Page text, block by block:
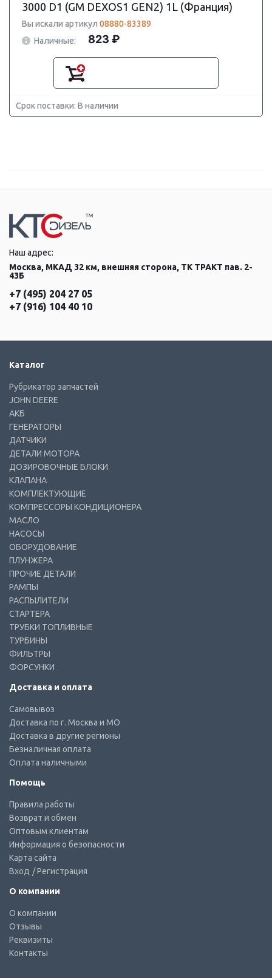
3000 D1 (GM DEXOS1 GEN2) 1L (Франция)
Вы искали артикул 08880-83389
Наличные:
823 ₽
Срок поставки: В наличии
Наш адрес:
Москва, МКАД 32 км, внешняя сторона, ТК ТРАКТ пав. 2-
43Б
+7 (495) 204 27 05
+7 (916) 104 40 10
Каталог
Рубрикатор запчастей
JOHN DEERE
АКБ
ГЕНЕРАТОРЫ
ДАТЧИКИ
ДЕТАЛИ МОТОРА
ДОЗИРОВОЧНЫЕ БЛОКИ
КЛАПАНА
КОМПЛЕКТУЮЩИЕ
КОМПРЕССОРЫ КОНДИЦИОНЕРА
МАСЛО
НАСОСЫ
ОБОРУДОВАНИЕ
ПЛУНЖЕРА
ПРОЧИЕ ДЕТАЛИ
РАМПЫ
РАСПЫЛИТЕЛИ
СТАРТЕРА
ТРУБКИ ТОПЛИВНЫЕ
ТУРБИНЫ
ФИЛЬТРЫ
ФОРСУНКИ
Доставка и оплата
Самовывоз
Доставка по г. Москва и МО
Доставка в другие регионы
Безналичная оплата
Оплата наличными
Помощь
Правила работы
Возврат и обмен
Оптовым клиентам
Информация о безопасности
Карта сайта
Вход / Регистрация
О компании
О компании
Отзывы
Реквизиты
Контакты